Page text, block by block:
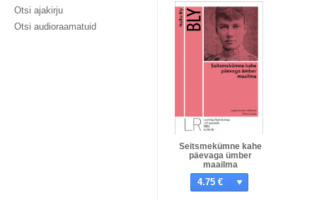
Otsi ajakirju
Otsi audioraamatuid
Seitsmekümne kahe
päevaga ümber
maailma
4.75 €